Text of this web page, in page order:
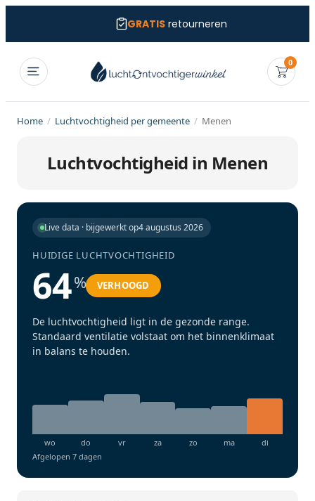
GRATISretourneren
0
Home / Luchtvochtigheid per gemeente / Menen
Luchtvochtigheid in Menen
Live data · bijgewerkt op4 augustus 2026
HUIDIGE LUCHTVOCHTIGHEID
64% VERHOOGD
De luchtvochtigheid ligt in de gezonde range.
Standaard ventilatie volstaat om het binnenklimaat
in balans te houden.
Afgelopen 7 dagen